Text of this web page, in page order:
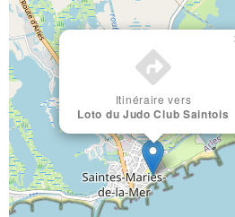
Itinéraire vers
Loto du Judo Club Saintois